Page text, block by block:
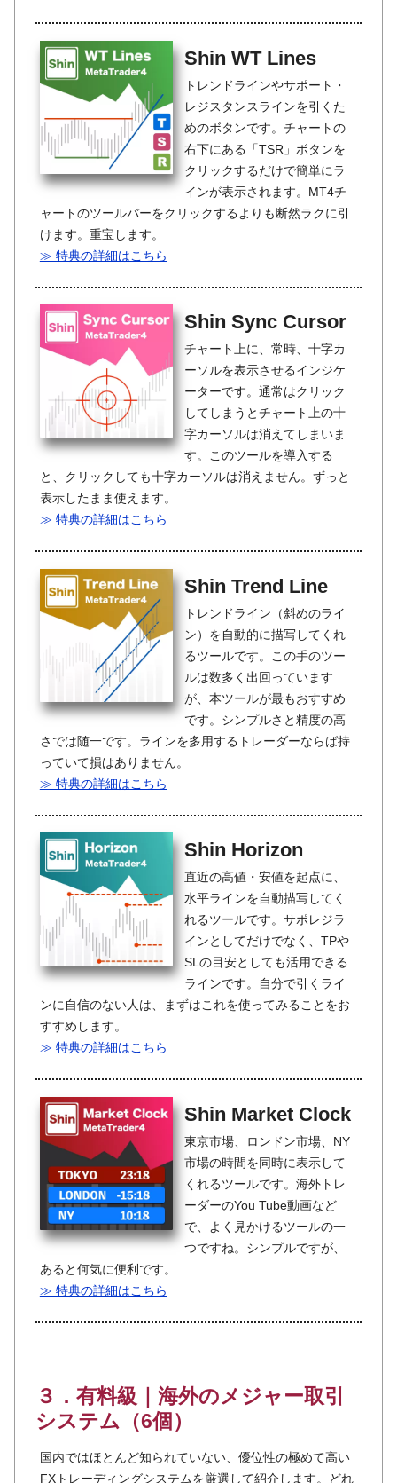
Shin WT Lines
トレンドラインやサポート・
レジスタンスラインを引くた
めのボタンです。チャートの
右下にある「TSR」ボタンを
クリックするだけで簡単にラ
インが表示されます。MT4チ
ャートのツールバーをクリックするよりも断然ラクに引
けます。重宝します。
≫ 特典の詳細はこちら
Shin Sync Cursor
チャート上に、常時、十字カ
ーソルを表示させるインジケ
ーターです。通常はクリック
してしまうとチャート上の十
字カーソルは消えてしまいま
す。このツールを導入する
と、クリックしても十字カーソルは消えません。ずっと
表示したまま使えます。
≫ 特典の詳細はこちら
Shin Trend Line
トレンドライン（斜めのライ
ン）を自動的に描写してくれ
るツールです。この手のツー
ルは数多く出回っています
が、本ツールが最もおすすめ
です。シンプルさと精度の高
さでは随一です。ラインを多用するトレーダーならば持
っていて損はありません。
≫ 特典の詳細はこちら
Shin Horizon
直近の高値・安値を起点に、
水平ラインを自動描写してく
れるツールです。サポレジラ
インとしてだけでなく、TPや
SLの目安としても活用できる
ラインです。自分で引くライ
ンに自信のない人は、まずはこれを使ってみることをお
すすめします。
≫ 特典の詳細はこちら
Shin Market Clock
東京市場、ロンドン市場、NY
市場の時間を同時に表示して
くれるツールです。海外トレ
ーダーのYou Tube動画など
で、よく見かけるツールの一
つですね。シンプルですが、
あると何気に便利です。
≫ 特典の詳細はこちら
３．有料級｜海外のメジャー取引
システム（6個）
国内ではほとんど知られていない、優位性の極めて高い
FXトレーディングシステムを厳選して紹介します。どれ